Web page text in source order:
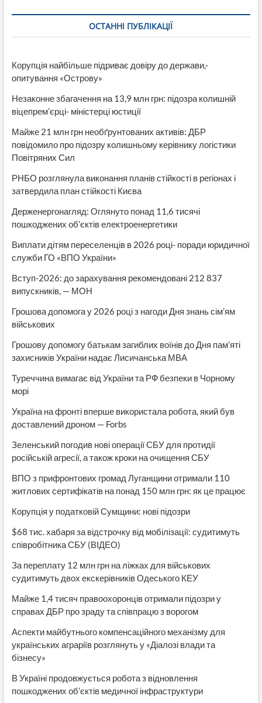
ОСТАННІ ПУБЛІКАЦІЇ
Корупція найбільше підриває довіру до держави,-
опитування «Острову»
Незаконне збагачення на 13,9 млн грн: підозра колишній
віцепрем’єрці- міністерці юстиції
Майже 21 млн грн необґрунтованих активів: ДБР
повідомило про підозру колишньому керівнику логістики
Повітряних Сил
РНБО розглянула виконання планів стійкості в регіонах і
затвердила план стійкості Києва
Держенергонагляд: Оглянуто понад 11,6 тисячі
пошкоджених об’єктів електроенергетики
Виплати дітям переселенців в 2026 році- поради юридичної
служби ГО «ВПО України»
Вступ-2026: до зарахування рекомендовані 212 837
випускників, — МОН
Грошова допомога у 2026 році з нагоди Дня знань сім’ям
військових
Грошову допомогу батькам загиблих воїнів до Дня пам’яті
захисників України надає Лисичанська МВА
Туреччина вимагає від України та РФ безпеки в Чорному
морі
Україна на фронті вперше використала робота, який був
доставлений дроном — Forbs
Зеленський погодив нові операції СБУ для протидії
російській агресії, а також кроки на очищення СБУ
ВПО з прифронтових громад Луганщини отримали 110
житлових сертифікатів на понад 150 млн грн: як це працює
Корупція у податковій Сумщини: нові підозри
$68 тис. хабаря за відстрочку від мобілізації: судитимуть
співробітника СБУ (ВІДЕО)
За переплату 12 млн грн на ліжках для військових
судитимуть двох екскерівників Одеського КЕУ
Майже 1,4 тисяч правоохоронців отримали підозри у
справах ДБР про зраду та співпрацю з ворогом
Аспекти майбутнього компенсаційного механізму для
українських аграріїв розглянуть у «Діалозі влади та
бізнесу»
В Україні продовжується робота з відновлення
пошкоджених об’єктів медичної інфраструктури